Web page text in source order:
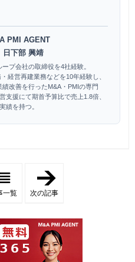
PMI AGENT
下部 興靖
プ会社の取締役を4社経験。
経営再建業務などを10年経験し、
改善を行ったM&A・PMIの専門
支援にて期首予算比で売上1.8倍、
績を持つ。
一覧
E
次の記事